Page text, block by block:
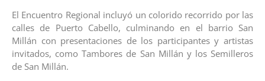
El Encuentro Regional incluyó un colorido recorrido por las
calles de Puerto Cabello, culminando en el barrio San
Millán con presentaciones de los participantes y artistas
invitados, como Tambores de San Millán y los Semilleros
de San Millán.